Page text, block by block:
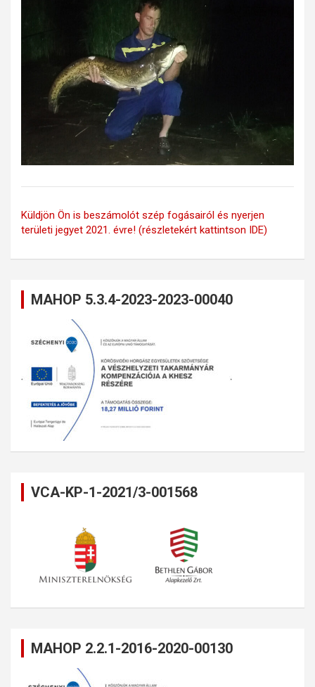
Küldjön Ön is beszámolót szép fogásairól és nyerjen
területi jegyet 2021. évre! (részletekért kattintson IDE)
MAHOP 5.3.4-2023-2023-00040
VCA-KP-1-2021/3-001568
MAHOP 2.2.1-2016-2020-00130